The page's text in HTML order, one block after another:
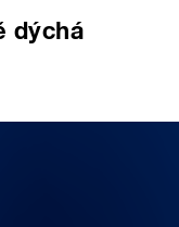
dýchá